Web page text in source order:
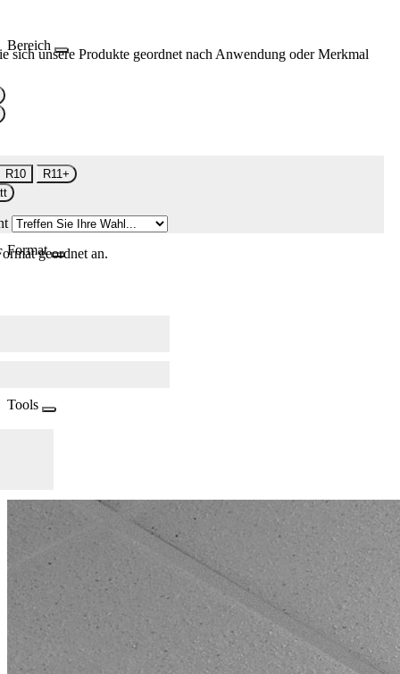
Bereich
sich unsere Produkte geordnet nach Anwendung oder Merkmal
R10
R11+
Formatgeordnet an.
Tools